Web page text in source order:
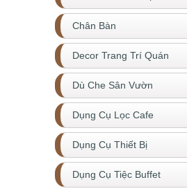
Chân Bàn
Decor Trang Trí Quán
Dù Che Sân Vườn
Dụng Cụ Lọc Cafe
Dụng Cụ Thiết Bị
Dụng Cụ Tiệc Buffet